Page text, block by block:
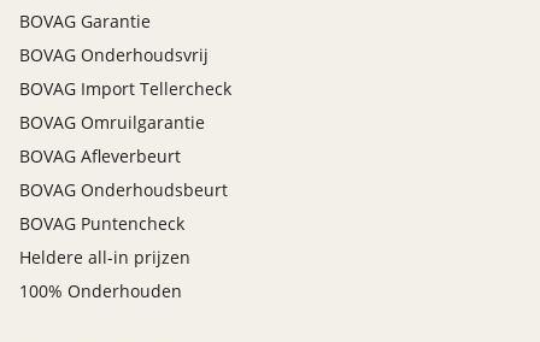
BOVAG Garantie
BOVAG Onderhoudsvrij
BOVAG Import Tellercheck
BOVAG Omruilgarantie
BOVAG Afleverbeurt
BOVAG Onderhoudsbeurt
BOVAG Puntencheck
Heldere all-in prijzen
100% Onderhouden